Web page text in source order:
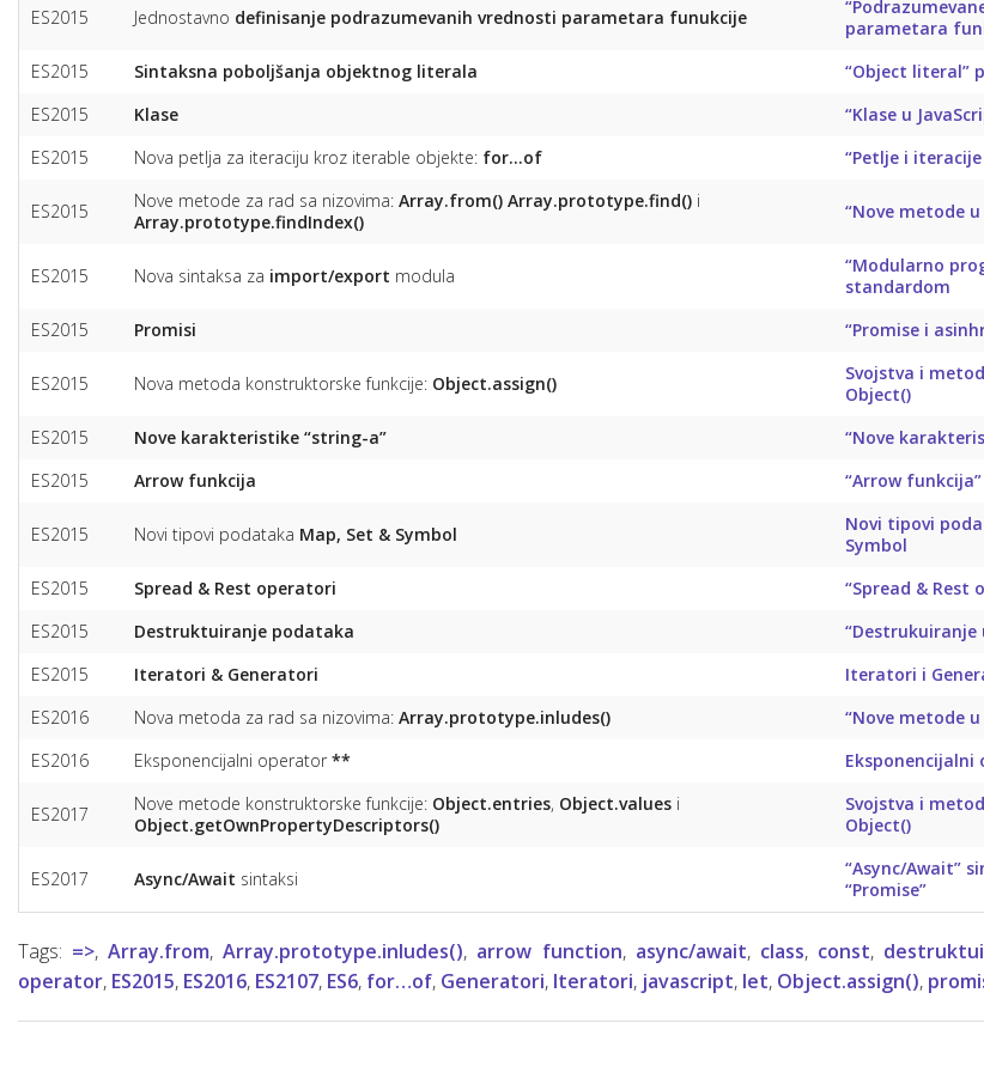
ES2015 Jednostavno definisanje podrazumevanih vrednosti parametara funukcije
parametara
ES2015
Sintaksna poboljšanja objektnog literala
“Object literal”
ES2015
Klase
“Klase u
ES2015
Nova petlja za iteraciju kroz iterable objekte: for…of “Petlje i
ES2015 Nove metode za rad sa nizovima: Array.from() Array.prototype.find() i
Array.prototype.findIndex()
“Nove metode
ES2015 Nova sintaksa za import/export modula
“Modularno
standardom
ES2015
Promisi “Promise i
ES2015 Nova metoda konstruktorske funkcije: Object.assign()
Svojstva i
Object()
ES2015
Nove karakteristike “string-a”
“Nove
ES2015
Arrow funkcija “Arrow funkcija”
ES2015 Novi tipovi podataka Map, Set & Symbol
Novi tipovi
Symbol
ES2015
Spread & Rest operatori
“Spread & Rest
ES2015
Destruktuiranje podataka
“Destrukuiranje
ES2015
Iteratori & Generatori
Iteratori i
ES2016
Nova metoda za rad sa nizovima: Array.prototype.inludes()
“Nove metode
ES2016
Eksponencijalni operator **
ES2017 Nove metode konstruktorske funkcije: Object.entries, Object.values i
Object.getOwnPropertyDescriptors()
Svojstva i
Object()
ES2017 Async/Await sintaksi
“Async/Await”
“Promise”
Tags: =>,Array.from,Array.prototype.inludes(), arrow function, async/await, class, const,
operator, ES2015, ES2016, ES2107, ES6, for…of, Generatori, Iteratori, javascript, let, Object.assign(),